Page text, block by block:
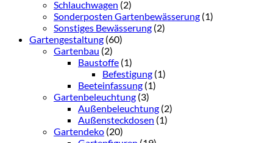
Schlauchwagen (2)
Sonderposten Gartenbewässerung (1)
Sonstiges Bewässerung (2)
Gartengestaltung (60)
Gartenbau (2)
Baustoffe (1)
Befestigung (1)
Beeteinfassung (1)
Gartenbeleuchtung (3)
Außenbeleuchtung (2)
Außensteckdosen (1)
Gartendeko (20)